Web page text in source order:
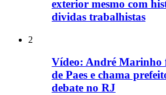
exterior mesmo com
dividas trabalhistas
2
Vídeo: André Marinho
de Paes e chama
debate no RJ